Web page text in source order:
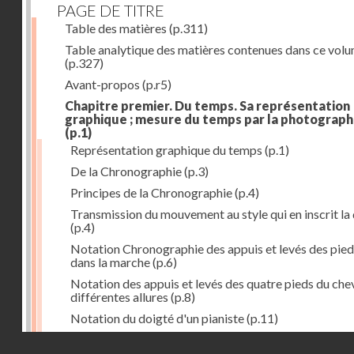
PAGE DE TITRE
Table des matières (p.311)
Table analytique des matières contenues dans ce
(p.327)
Avant-propos (p.r5)
Chapitre premier. Du temps. Sa représentation
graphique ; mesure du temps par la
(p.1)
Représentation graphique du temps (p.1)
De la Chronographie(p.3)
Principes de la Chronographie(p.4)
Transmission du mouvement au style qui en inscrit la
(p.4)
Notation Chronographie des appuis et levés des
dans la marche(p.6)
Notation des appuis et levés des quatre pieds du
différentes allures (p.8)
Notation du doigté d'un pianiste(p.11)